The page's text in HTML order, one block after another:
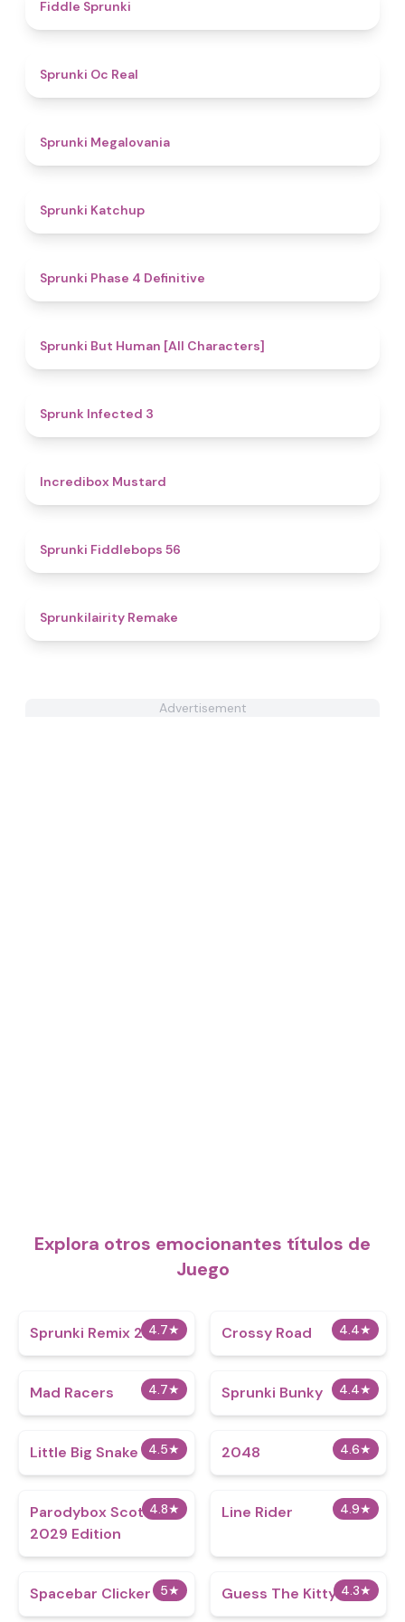
Fiddle Sprunki
Sprunki Oc Real
Sprunki Megalovania
Sprunki Katchup
Sprunki Phase 4 Definitive
Sprunki But Human [All Characters]
Sprunk Infected 3
Incredibox Mustard
Sprunki Fiddlebops 56
Sprunkilairity Remake
Advertisement
Explora otros emocionantes títulos de
Juego
4.7★
Sprunki Remix 2 4.4★
Crossy Road
4.7★
Mad Racers 4.4★
Sprunki Bunky
4.5★
Little Big Snake 4.6★
2048
4.8★
Parodybox Scott
2029 Edition
4.9★
Line Rider
5★
Spacebar Clicker 4.3★
Guess The Kitty